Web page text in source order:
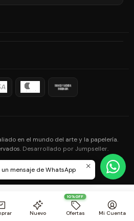
Nuevo
10%OFF
Ofertas Mi Cuenta
en el mundo del arte y la papelería.
Desarrollado por Jumpseller.
un mensaje de WhatsApp